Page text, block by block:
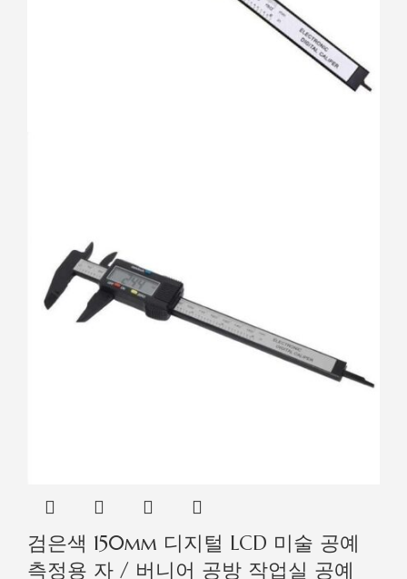
검은색 150mm 디지털 LCD 미술 공예
측정용 자 / 버니어 공방 작업실 공예